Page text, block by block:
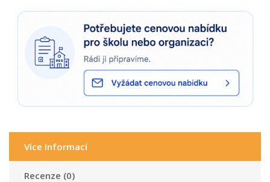
Více Informací
Recenze (0)